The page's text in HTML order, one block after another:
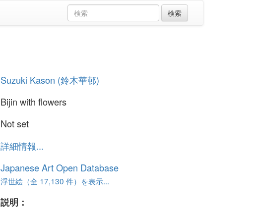
Suzuki Kason (鈴木華邨)
Bijin with flowers
Not set
詳細情報...
Japanese Art Open Database
浮世絵（全 17,130 件）を表示...
説明：